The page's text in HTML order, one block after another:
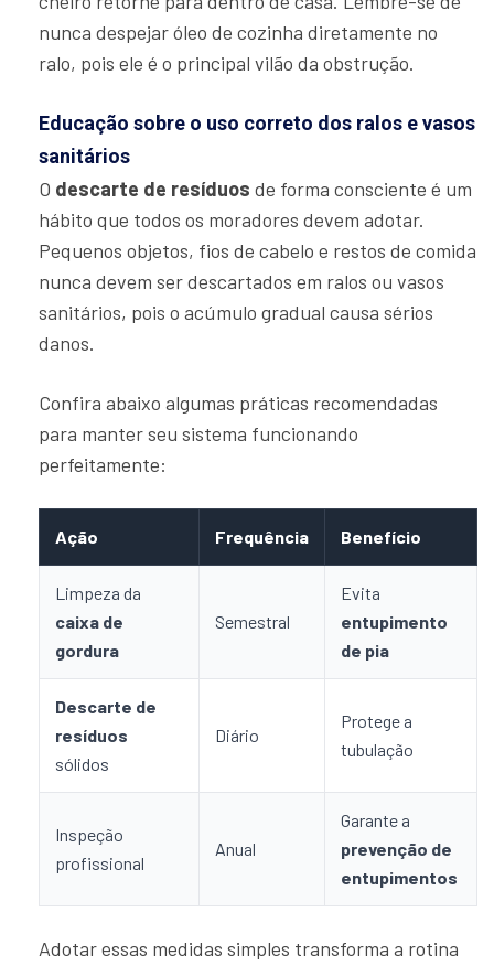
nunca despejar óleo de cozinha diretamente no
ralo, pois ele é o principal vilão da obstrução.
Educação sobre o uso correto dos ralos e vasos
sanitários
O descarte de resíduos de forma consciente é um
hábito que todos os moradores devem adotar.
Pequenos objetos, fios de cabelo e restos de comida
nunca devem ser descartados em ralos ou vasos
sanitários, pois o acúmulo gradual causa sérios
danos.
Confira abaixo algumas práticas recomendadas
para manter seu sistema funcionando
perfeitamente:
Ação Frequência Benefício
Limpeza da
caixa de
gordura
Semestral
Evita
entupimento
de pia
Descarte de
resíduos
sólidos
Diário
Protege a
tubulação
Inspeção
profissional
Anual
Garante a
prevenção de
entupimentos
Adotar essas medidas simples transforma a rotina